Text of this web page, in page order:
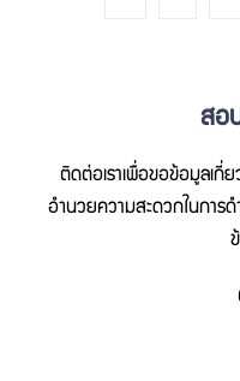
สอ
ติดต่อเราเพื่อขอข้อมูลเกี่
อำนวยความสะดวกในการด